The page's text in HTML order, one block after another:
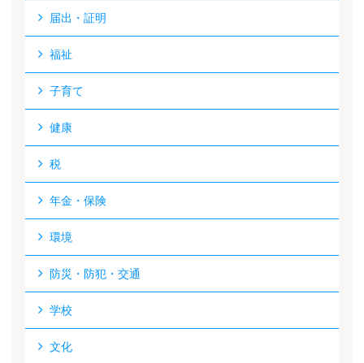
届出・証明
福祉
子育て
健康
税
年金・保険
環境
防災・防犯・交通
学校
文化